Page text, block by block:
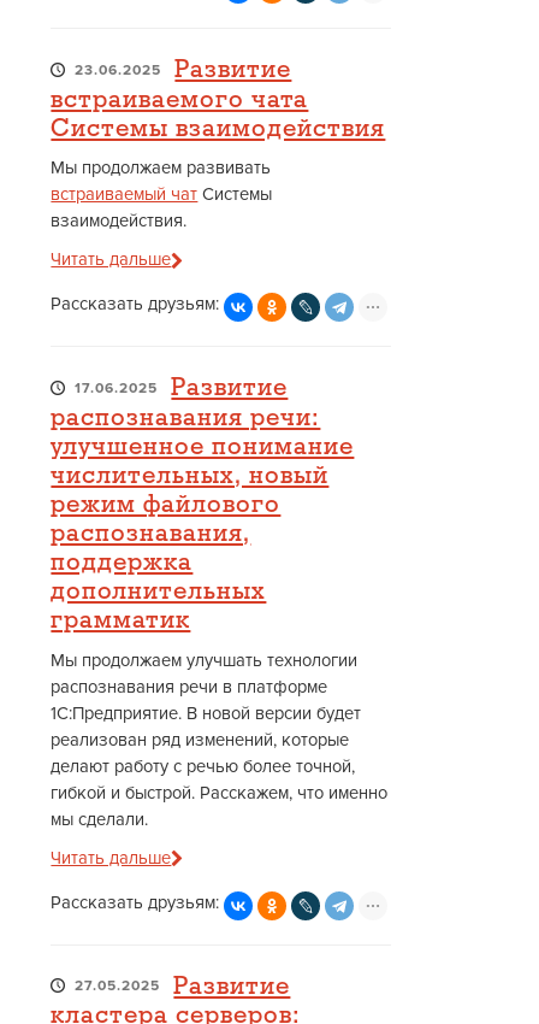
23.06.2025
Развитие
встраиваемого чата
Системы взаимодействия
Мы продолжаем развивать
встраиваемый чат Системы
взаимодействия.
Читать дальше
Рассказать друзьям:
17.06.2025
Развитие
распознавания речи:
улучшенное понимание
числительных, новый
режим файлового
распознавания,
поддержка
дополнительных
грамматик
Мы продолжаем улучшать технологии
распознавания речи в платформе
1С:Предприятие. В новой версии будет
реализован ряд изменений, которые
делают работу с речью более точной,
гибкой и быстрой. Расскажем, что именно
мы сделали.
Читать дальше
Рассказать друзьям:
27.05.2025
Развитие
кластера серверов: